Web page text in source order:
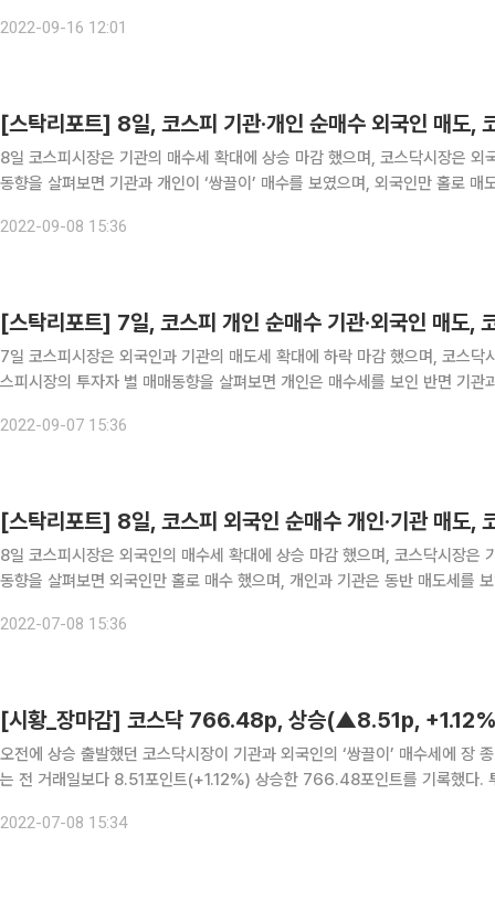
2022-09-16 12:01
[스탁리포트] 8일, 코스피 기관·개인 순매수 외국인 매도,
8일 코스피시장은 기관의 매수세 확대에 상승 마감 했으며, 코스닥시장은 외국인의 매수세에 동
동향을 살펴보면 기관과 개인이 ‘쌍끌이’ 매수를 보였으며, 외국인만 홀로 매도 포지션을 취했다. 기관은
2022-09-08 15:36
[스탁리포트] 7일, 코스피 개인 순매수 기관·외국인 매도,
7일 코스피시장은 외국인과 기관의 매도세 확대에 하락 마감 했으며, 코스닥
스피시장의 투자자 별 매매동향을 살펴보면 개인은 매수세를 보인 반면 기관과 외국인
2022-09-07 15:36
[스탁리포트] 8일, 코스피 외국인 순매수 개인·기관 매도,
8일 코스피시장은 외국인의 매수세 확대에 상승 마감 했으며, 코스닥시장은 기관의 매수세에 동
동향을 살펴보면 외국인만 홀로 매수 했으며, 개인과 기관은 동반 매도세를 보였다. 외국인은 2478억 원을 매수했으며 개인
2022-07-08 15:36
오전에 상승 출발했던 코스닥시장이 기관과 외국인의 ‘쌍끌이’ 매수세에 장 종반에도
는 전 거래일보다 8.51포인트(+1.12%) 상승한 766.48포인트를 기록했다. 투자자 별 동향을 자세히 살펴보면 기관과 외국인은 ‘사자’ 기
2022-07-08 15:34